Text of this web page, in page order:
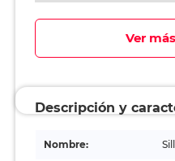
Ver
Descripción y
Nombre: